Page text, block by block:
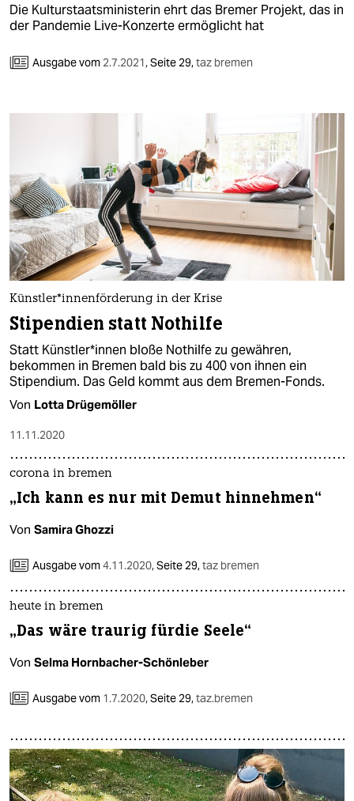
Die Kulturstaatsministerin ehrt das Bremer Projekt, das in
der Pandemie Live-Konzerte ermöglicht hat
Ausgabe vom 2.7.2021,Seite 29,taz bremen
Künstler*innenförderung in der Krise
Stipendien statt Nothilfe
Statt Künstler*innen bloße Nothilfe zu gewähren,
bekommen in Bremen bald bis zu 400 von ihnen ein
Stipendium. Das Geld kommt aus dem Bremen-Fonds.
Von Lotta Drügemöller
11.11.2020
corona in bremen
„Ich kann es nur mit Demut hinnehmen“
Von Samira Ghozzi
Ausgabe vom4.11.2020,Seite 29,taz bremen
heute in bremen
„Das wäre traurig fürdie Seele“
Von Selma Hornbacher-Schönleber
Ausgabe vom 1.7.2020,Seite 29,taz.bremen